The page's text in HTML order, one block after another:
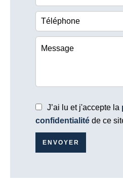
J’ai lu et j'accepte la
confidentialité de ce
ENVOYER